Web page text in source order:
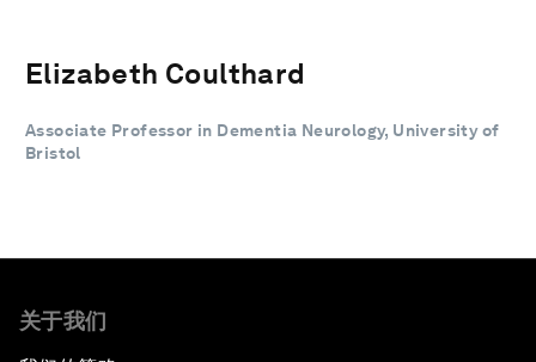
Elizabeth Coulthard
Associate Professor in Dementia Neurology, University of
Bristol
关于我们